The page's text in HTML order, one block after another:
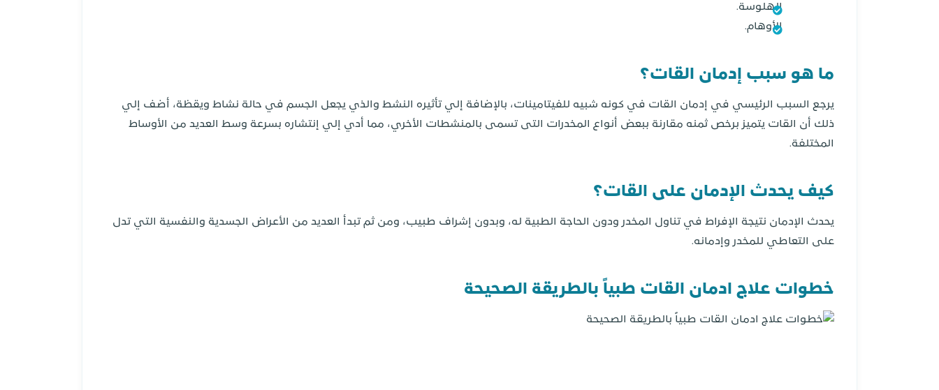
الهلوسة.
الأوهام.
ما هو سبب إدمان القات؟
يرجع السبب الرئيسي في إدمان القات في كونه شبيه للفيتامينات، بالإضافة إلي تأثيره النشط والذي يجعل الجسم في حالة نشاط ويقظة، أضف إلي
ذلك أن القات يتميز برخص ثمنه مقارنة ببعض أنواع المخدرات التى تسمى بالمنشطات الأخري، مما أدي إلي إنتشاره بسرعة وسط العديد من الأوساط
المختلفة.
كيف يحدث الإدمان على القات؟
يحدث الإدمان نتيجة الإفراط في تناول المخدر ودون الحاجة الطبية له، وبدون إشراف طبيب، ومن ثم تبدأ العديد من الأعراض الجسدية والنفسية التي تدل
على التعاطي للمخدر وإدمانه.
خطوات علاج ادمان القات طبياً بالطريقة الصحيحة